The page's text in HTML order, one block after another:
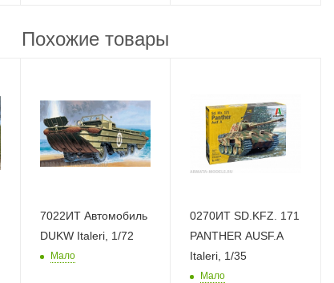
Похожие товары
7022ИТ Автомобиль
DUKW Italeri, 1/72
Мало
0270ИТ SD.KFZ. 171
PANTHER AUSF.A
Italeri, 1/35
Мало